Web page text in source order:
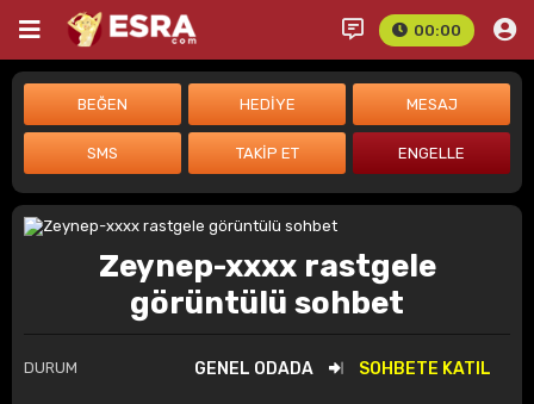
00:00
Zeynep-xxxx rastgele
görüntülü sohbet
DURUM GENEL ODADA SOHBETE KATIL